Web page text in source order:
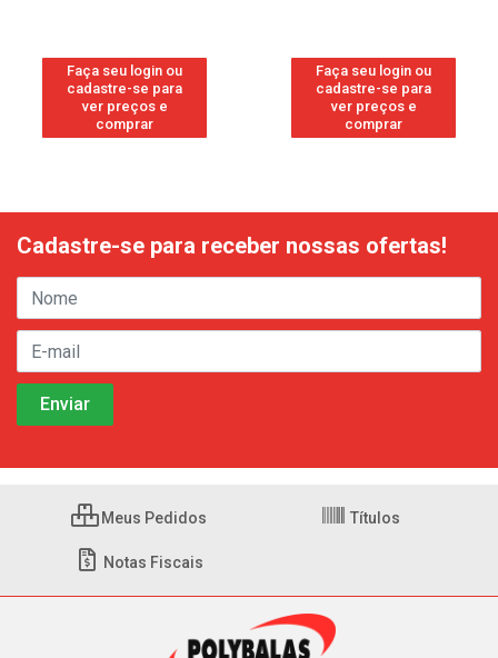
Faça seu login ou
cadastre-se para
ver preços e
comprar
Faça seu login ou
cadastre-se para
ver preços e
comprar
Cadastre-se para receber nossas ofertas!
Meus Pedidos Títulos
Notas Fiscais